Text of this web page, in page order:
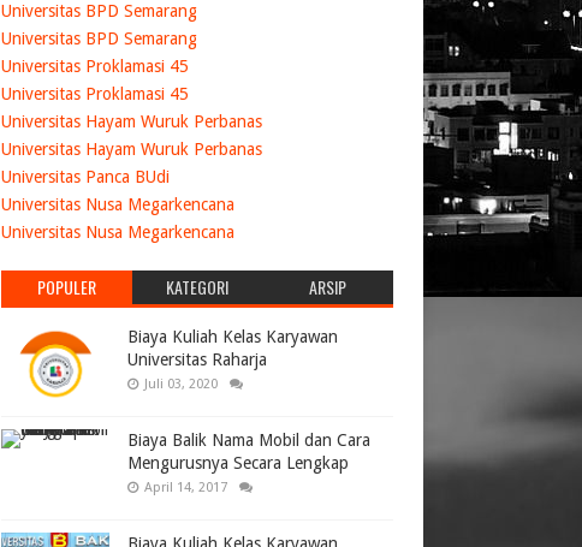
Universitas BPD Semarang
Universitas BPD Semarang
Universitas Proklamasi 45
Universitas Proklamasi 45
Universitas Hayam Wuruk Perbanas
Universitas Hayam Wuruk Perbanas
Universitas Panca BUdi
Universitas Nusa Megarkencana
Universitas Nusa Megarkencana
POPULER KATEGORI ARSIP
Biaya Kuliah Kelas Karyawan
Universitas Raharja
Juli 03, 2020
Biaya Balik Nama Mobil dan Cara
Mengurusnya Secara Lengkap
April 14, 2017
Biaya Kuliah Kelas Karyawan